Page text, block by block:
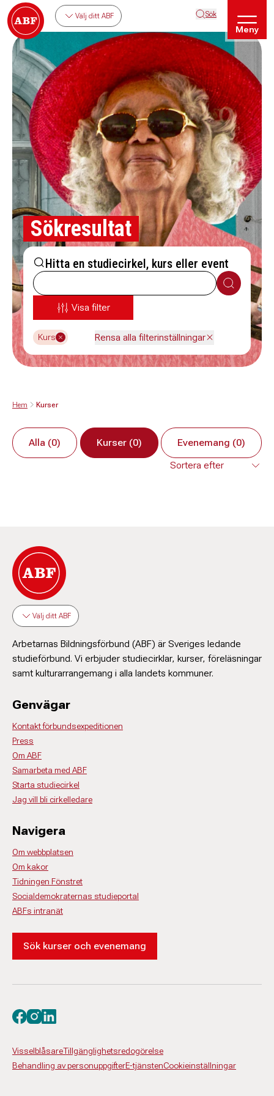
Välj ditt ABF Sök
Meny
Sökresultat
Hitta en studiecirkel, kurs eller event
Sök
Visa filter
Kurs Rensa alla filterinställningar
Hem Kurser
Alla (0) Kurser (0) Evenemang (0)
Välj ditt ABF
Arbetarnas Bildningsförbund (ABF) är Sveriges ledande
studieförbund. Vi erbjuder studiecirklar, kurser, föreläsningar
samt kulturarrangemang i alla landets kommuner.
Genvägar
Kontakt förbundsexpeditionen
Press
Om ABF
Samarbeta med ABF
Starta studiecirkel
Jag vill bli cirkelledare
Navigera
Om webbplatsen
Om kakor
Tidningen Fönstret
Socialdemokraternas studieportal
ABFs intranät
Sök kurser och evenemang
VisselblåsareTillgänglighetsredogörelse
Behandling av personuppgifterE-tjänstenCookieinställningar
Besök oss på facebook
Besök oss på instagram
Besök oss på linkedin